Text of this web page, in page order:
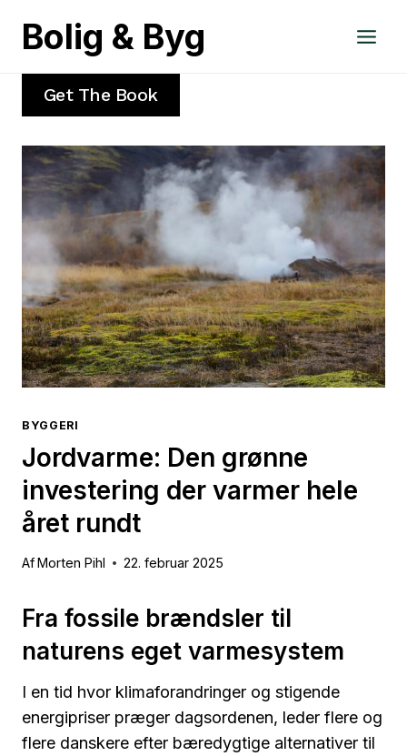
Bolig & Byg
Get The Book
BYGGERI
Jordvarme: Den grønne
investering der varmer hele
året rundt
AfMorten Pihl 22. februar 2025
Fra fossile brændsler til
naturens eget varmesystem
I en tid hvor klimaforandringer og stigende
energipriser præger dagsordenen, leder flere og
flere danskere efter bæredygtige alternativer til